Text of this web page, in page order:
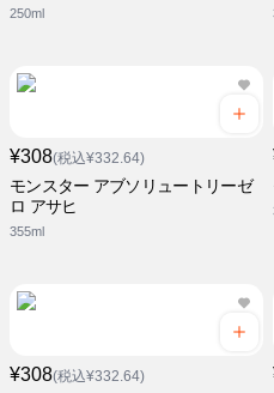
250ml
¥308(税込¥332.64)
モンスター アブソリュートリーゼ
ロ アサヒ
355ml
¥308(税込¥332.64)